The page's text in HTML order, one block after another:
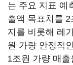
는 주요 지표 예
출액 목표치를 2
지를 비롯해 레
원 가량 안정적
1조원 가량 매